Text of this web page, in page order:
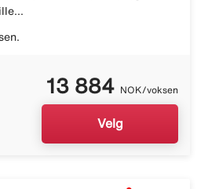
13 884 NOK/voksen
Velg